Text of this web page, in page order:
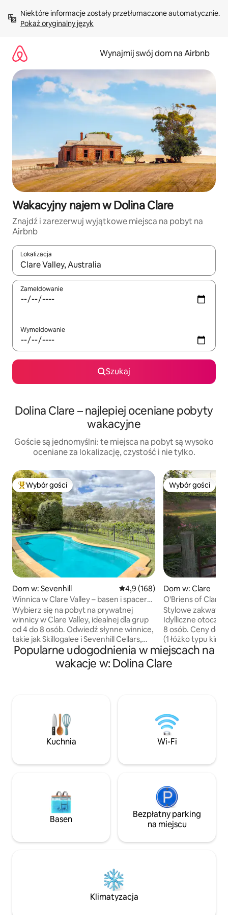
treści Pokaż oryginalny język
Wynajmij swój dom na Airbnb
Wakacyjny najem w Dolina Clare
Znajdź i zarezerwuj wyjątkowe miejsca na pobyt na
Airbnb
Lokalizacja
Gdy wyniki będą dostępne, możesz poruszać się po nich za
Zameldowanie
Wymeldowanie
Szukaj
Dolina Clare – najlepiej oceniane pobyty
wakacyjne
Goście są jednomyślni: te miejsca na pobyt są wysoko
oceniane za lokalizację, czystość i nie tylko.
Najpopularniejsze z kategorii Wybór gości
Wybór gości
Dom w: Sevenhill Średnia ocena: 4,9 na 5, liczba
4,9 (168)
Winnica w Clare Valley – basen i spacer
do winnic
Wybierz się na pobyt na prywatnej
winnicy w Clare Valley, idealnej dla grup
od 4 do 8 osób. Odwiedź słynne winnice,
takie jak Skillogalee i Sevenhill Cellars,
a następnie wróć, aby zrelaksować się
przy basenie, zjeść długi lunch
i odpocząć przy palenisku lub
części dziennych. Trasy
piesze/rowerowe zaczynają się przy
przedniej bramie, a Szlak Rieslinga i hotel
znajdują się w pobliżu. Lokalizacja jest
Wybór gości
Wybór gości
Dom w: Clare
O'Briens of Clare
widok na winnicę
Stylowe
Idylliczne
8 osób. Ceny
(1 łóżko typu king
Połączenie
Szerokie tarasy
naziemny.
idealne miejsce
życzenie.
obserwowania
Idealne miejsce
Popularne udogodnienia w miejscach na
wakacje w: Dolina Clare
Kuchnia Wi-Fi
Basen
Bezpłatny parking
na miejscu
Klimatyzacja